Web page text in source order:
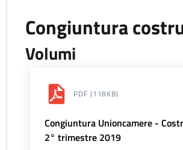
Congiuntura
Volumi
PDF (118KB)
Congiuntura Unioncamere -
2° trimestre 2019